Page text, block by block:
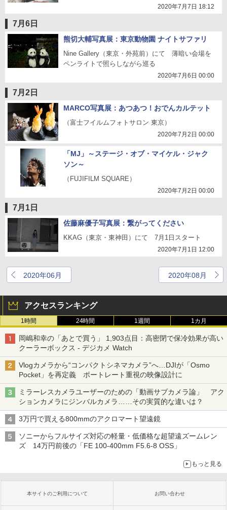
2020年7月7日 18:12
7月6日
熊切大輔写真展：東京動物園 ナイトサファリ
Nine Gallery（東京・外苑前）にて 薄暗い会場を
ペンライトで照らしながら巡る
2020年7月6日 00:00
7月2日
MARCO写真展：あつあつ！おでんカルテット
（富士フイルムフォトサロン 東京）
2020年7月2日 00:00
「MJ」～ステージ・オブ・マイケル・ジャク
ソン～
（FUJIFILM SQUARE）
2020年7月2日 00:00
7月1日
佐藤麻優子写真展：繋がってください
KKAG（東京・東神田）にて 7月1日スタート
2020年7月1日 12:00
2020年06月 2020年08月
アクセスランキング
1時間 24時間 1週間 1カ月
岡嶋和幸の「あとで買う」 1,903点目：高密閉で保冷効果が高い
クーラーボックス - デジカメ Watch
Vlogカメラから“コンパクトシネマカメラ”へ…DJIが「Osmo
Pocket」を再定義 ポートレート重視の映像設計に
ミラーレスカメラユーザーのための「動画サブカメラ論」 アク
ションカメラにジンバルカメラ……その実質的な違いは？
3万円で買える800mmのアクロマート望遠鏡
ソニーからフルサイズ対応の軽量・低価格な超望遠ズームレン
ズ 14万円前後の「FE 100-400mm F5.6-8 OSS」
もっと見る
本サイトのご利用について お問い合わせ